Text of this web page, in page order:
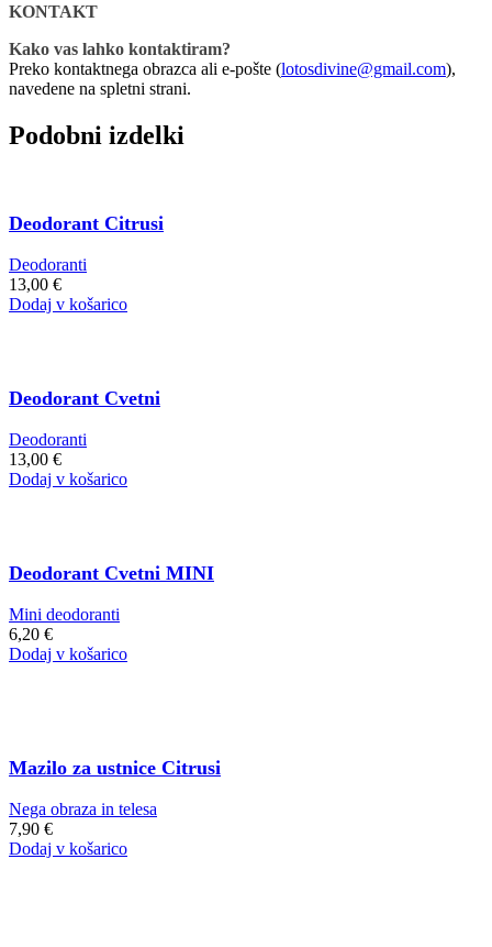
KONTAKT
Kako vas lahko kontaktiram?
Preko kontaktnega obrazca ali e-pošte (lotosdivine@gmail.com),
navedene na spletni strani.
Podobni izdelki
Deodorant Citrusi
Deodoranti
13,00 €
Dodaj v košarico
Deodorant Cvetni
Deodoranti
13,00 €
Dodaj v košarico
Deodorant Cvetni MINI
Mini deodoranti
6,20 €
Dodaj v košarico
Mazilo za ustnice Citrusi
Nega obraza in telesa
7,90 €
Dodaj v košarico